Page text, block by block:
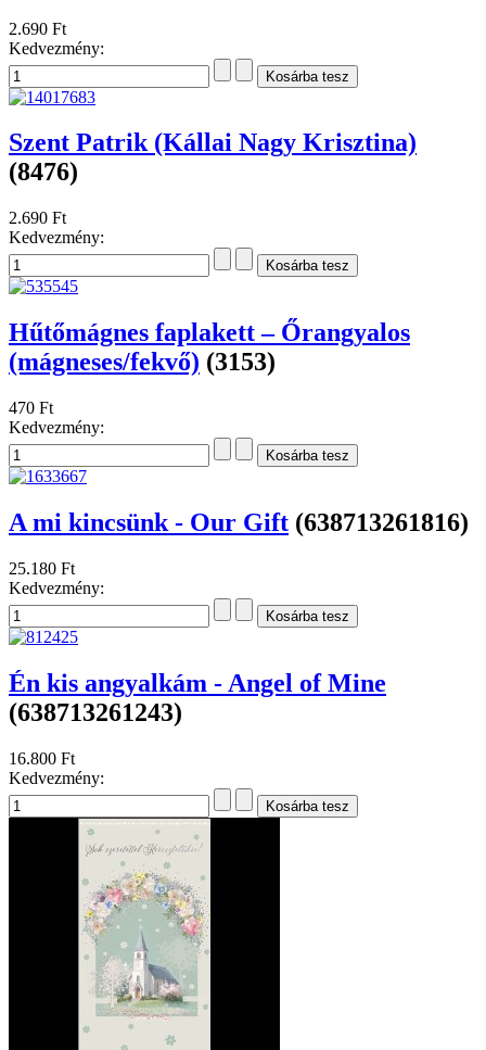
2.690 Ft
Kedvezmény:
Szent Patrik (Kállai Nagy Krisztina)
(8476)
2.690 Ft
Kedvezmény:
Hűtőmágnes faplakett – Őrangyalos
(mágneses/fekvő) (3153)
470 Ft
Kedvezmény:
A mi kincsünk - Our Gift (638713261816)
25.180 Ft
Kedvezmény:
Én kis angyalkám - Angel of Mine
(638713261243)
16.800 Ft
Kedvezmény: